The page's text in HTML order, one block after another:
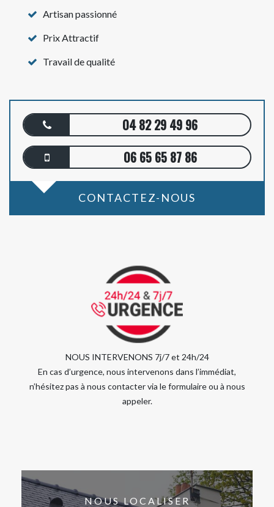
Artisan passionné
Prix Attractif
Travail de qualité
04 82 29 49 96
06 65 65 87 86
CONTACTEZ-NOUS
NOUS INTERVENONS 7j/7 et 24h/24
En cas d’urgence, nous intervenons dans l’immédiat,
n’hésitez pas à nous contacter via le formulaire ou à nous
appeler.
NOUS LOCALISER